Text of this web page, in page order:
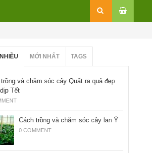
MỚI NHẤT TAGS
và chăm sóc cây Quất ra quả đẹp
Tết
Cách trồng và chăm sóc cây lan Ý
0 COMMENT